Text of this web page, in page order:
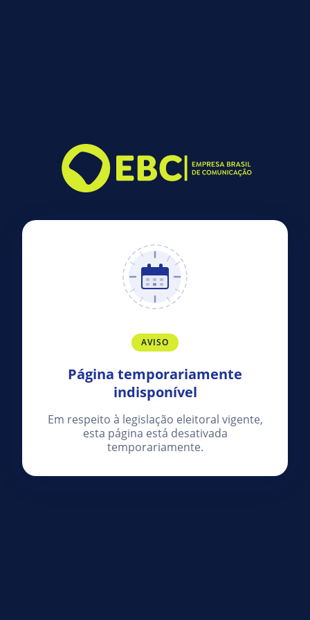
AVISO
Página temporariamente
indisponível
Em respeito à legislação eleitoral vigente,
esta página está desativada
temporariamente.